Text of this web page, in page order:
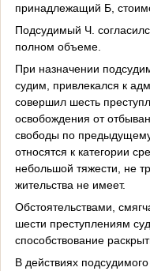
принадлежащий Б,
Подсудимый Ч.
полном объеме.
При назначении
судим, привлекался к
совершил шесть
освобождения от
свободы по предыдущему
относятся к категории
небольшой тяжести, не
жительства не имеет.
Обстоятельствами,
шести преступлениям
способствование
В действиях